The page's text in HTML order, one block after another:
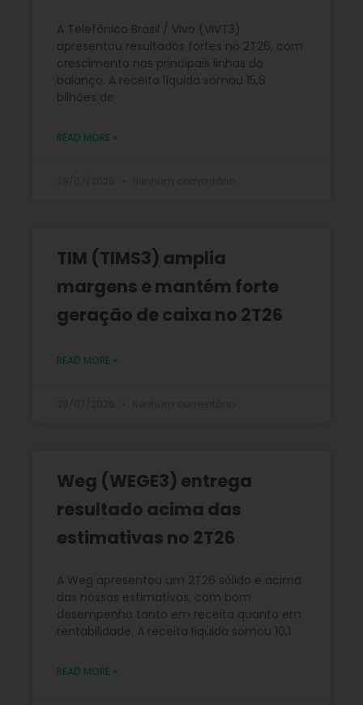
A Telefônica Brasil / Vivo (VIVT3)
apresentou resultados fortes no 2T26, com
crescimento nas principais linhas do
balanço. A receita líquida somou 15,8
bilhões de
READ MORE »
TIM (TIMS3) amplia
margens e mantém forte
geração de caixa no 2T26
READ MORE »
Weg (WEGE3) entrega
resultado acima das
estimativas no 2T26
A Weg apresentou um 2T26 sólido e acima
das nossas estimativas, com bom
desempenho tanto em receita quanto em
rentabilidade. A receita líquida somou 10,1
READ MORE »